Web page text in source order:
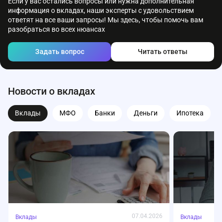
информация о вкладах, наши эксперты с удовольствием
ответят на все ваши запросы! Мы здесь, чтобы помочь вам
разобраться во всех нюансах
Задать вопрос Читать ответы
Новости о вкладах
Вклады МФО Банки Деньги Ипотека
Вклады 07.04.2026 Вклады